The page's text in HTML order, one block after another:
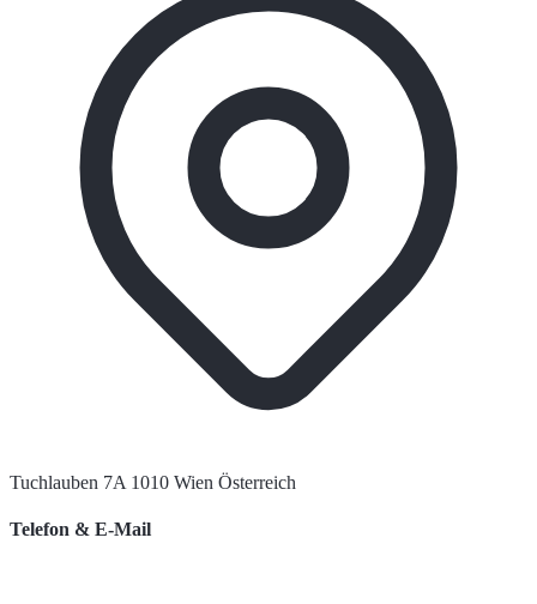
Tuchlauben 7A 1010 Wien Österreich
Telefon & E-Mail